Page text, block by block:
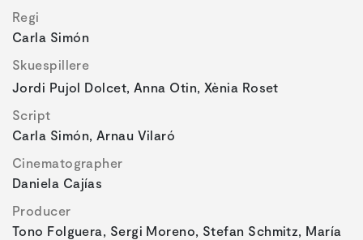
Regi
Carla Simón
Skuespillere
Jordi Pujol Dolcet, Anna Otin, Xènia Roset
Script
Carla Simón, Arnau Vilaró
Cinematographer
Daniela Cajías
Producer
Tono Folguera, Sergi Moreno, Stefan Schmitz, María